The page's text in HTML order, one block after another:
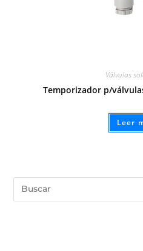
Válvulas
Temporizador p/
Leer